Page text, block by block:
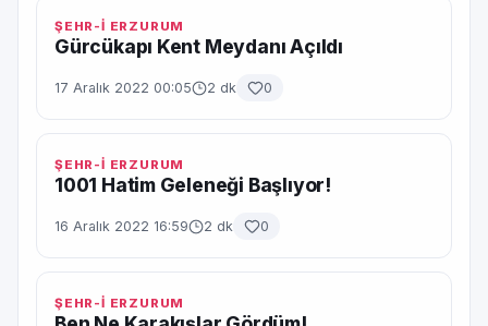
ŞEHR-İ ERZURUM
Gürcükapı Kent Meydanı Açıldı
17 Aralık 2022 00:05 2 dk 0
ŞEHR-İ ERZURUM
1001 Hatim Geleneği Başlıyor!
16 Aralık 2022 16:59 2 dk 0
ŞEHR-İ ERZURUM